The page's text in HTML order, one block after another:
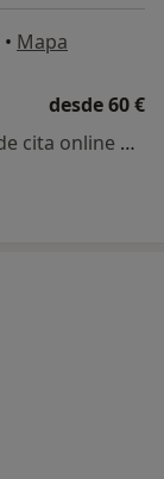
• Mapa
desde 60 €
Este especialista no ofrece reserva de cita online en esta dirección.